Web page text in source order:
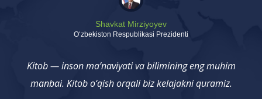
Shavkat Mirziyoyev
Oʻzbekiston Respublikasi Prezidenti
Kitob — inson ma’naviyati va bilimining eng muhim
manbai. Kitob o‘qish orqali biz kelajakni quramiz.